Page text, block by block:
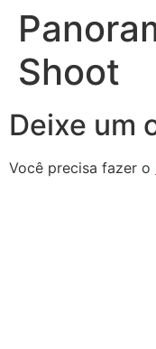
Shoot
Deixe um
Você precisa fazer o